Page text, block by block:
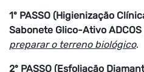
1º PASSO (Higienização
Sabonete Glico-Ativo ADCOS
preparar o terreno biológico.
2º PASSO (Esfoliação